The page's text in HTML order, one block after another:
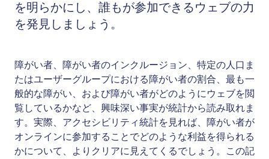
を明らかにし、誰もが参加できるウェブの力
を発見しましょう。
障がい者、障がい者のインクルージョン、特定の人口ま
たはユーザーグループにおける障がい者の割合、最も一
般的な障がい、および障がい者がどのようにウェブを閲
覧しているかなど、興味深い事実が統計から読み取れま
す。実際、アクセシビリティ統計を見れば、障がい者が
オンラインに参加することでどのような利益を得られる
かについて、よりクリアに見えてくるでしょう。この記